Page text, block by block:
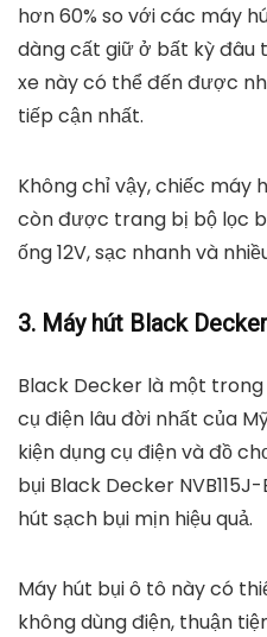
hơn 60% so với các máy
dàng cất giữ ở bất kỳ đâu
xe này có thể đến được
tiếp cận nhất.
Không chỉ vậy, chiếc máy
còn được trang bị bộ lọc
ống 12V, sạc nhanh và
3. Máy hút Black
Black Decker là một
cụ điện lâu đời nhất của
kiện dụng cụ điện và đồ
bụi Black Decker
hút sạch bụi mịn hiệu quả.
Máy hút bụi ô tô này có
không dùng điện, thuận